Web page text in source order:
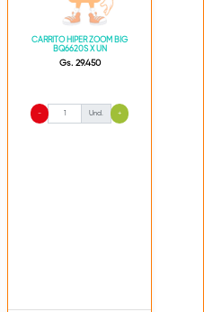
CARRITO HIPER ZOOM BIG
BQ6620S X UN
Gs. 29.450
- Und. +